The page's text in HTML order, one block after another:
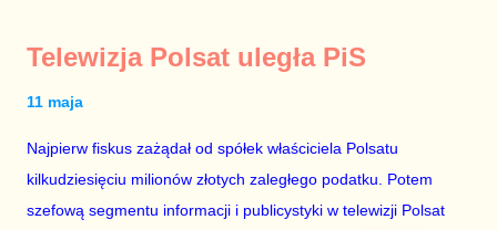
Telewizja Polsat uległa PiS
11 maja
Najpierw fiskus zażądał od spółek właściciela Polsatu
kilkudziesięciu milionów złotych zaległego podatku. Potem
szefową segmentu informacji i publicystyki w telewizji Polsat